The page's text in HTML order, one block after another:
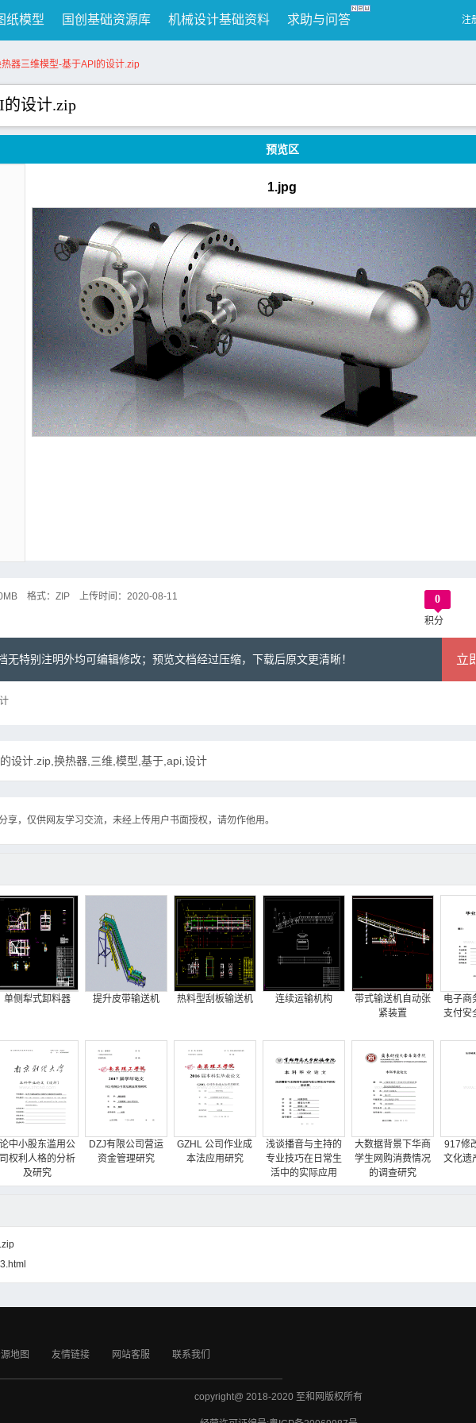
纸模型 国创基础资源库 机械设计基础资料 求助与问答 注
器三维模型-基于API的设计.zip
设计.zip
预览区
1.jpg
格式： ZIP 上传时间： 2020-08-11 0
积分
无特别注明外均可编辑修改；预览文档经过压缩，下载后原文更清晰！ 立
设计.zip,换热器,三维,模型,基于,api,设计
享，仅供网友学习交流，未经上传用户书面授权，请勿作他用。
单侧犁式卸料器 提升皮带输送机 热料型刮板输送机 连续运输机构
带式输送机自动张
紧装置
电子商
支付安
论中小股东滥用公
司权利人格的分析
及研究
DZJ有限公司营运
资金管理研究
GZHL 公司作业成
本法应用研究
浅谈播音与主持的
专业技巧在日常生
活中的实际应用
大数据背景下华商
学生网购消费情况
的调查研究
917修
文化遗
地图 友情链接 网站客服 联系我们
copyright@ 2018-2020 至和网版权所有